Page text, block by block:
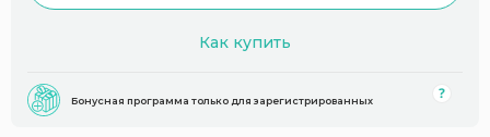
Как купить
Бонусная программа только для зарегистрированных